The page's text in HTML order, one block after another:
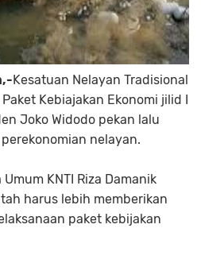
Kesatuan Nelayan Tradisional
Kebiajakan Ekonomi jilid I
Joko Widodo pekan lalu
nelayan.
KNTI Riza Damanik
harus lebih memberikan
paket kebijakan